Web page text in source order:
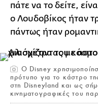
πάτε να το δείτε,
ο Λουδοβίκος ήταν
πάντως ήταν
Ο Disney
πρότυπο για το κάστρο
στη Disneyland και ως
κινηματογραφικές του